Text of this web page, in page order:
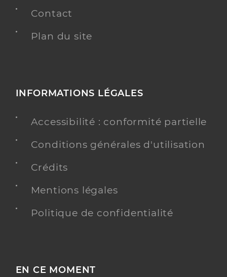
Contact
Plan du site
INFORMATIONS LÉGALES
Accessibilité : conformité partielle
Conditions générales d'utilisation
Crédits
Mentions légales
Politique de confidentialité
EN CE MOMENT